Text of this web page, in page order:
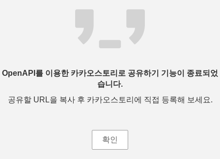
OpenAPI를 이용한 카카오스토리로 공유하기 기능이 종료되었
습니다.
공유할 URL을 복사 후 카카오스토리에 직접 등록해 보세요.
확인